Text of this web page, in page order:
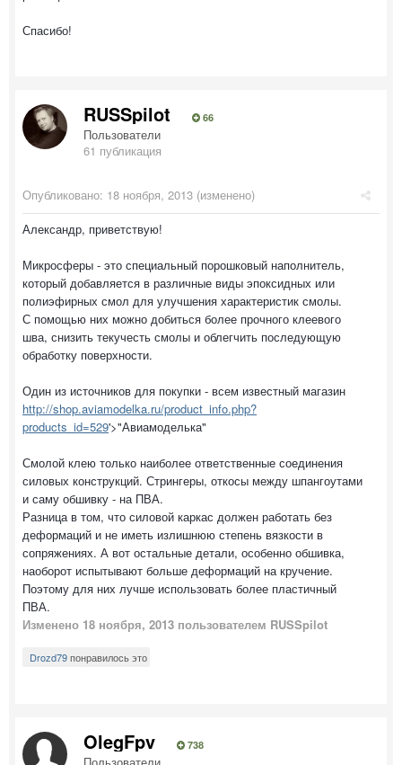
Спасибо!
RUSSpilot 66
Пользователи
61 публикация
Опубликовано: 18 ноября, 2013 (изменено)
Александр, приветствую!
Микросферы - это специальный порошковый наполнитель,
который добавляется в различные виды эпоксидных или
полиэфирных смол для улучшения характеристик смолы.
С помощью них можно добиться более прочного клеевого
шва, снизить текучесть смолы и облегчить последующую
обработку поверхности.
Один из источников для покупки - всем известный магазин
http://shop.aviamodelka.ru/product_info.php?
products_id=529'>"Авиамоделька"
Смолой клею только наиболее ответственные соединения
силовых конструкций. Стрингеры, откосы между шпангоутами
и саму обшивку - на ПВА.
Разница в том, что силовой каркас должен работать без
деформаций и не иметь излишнюю степень вязкости в
сопряжениях. А вот остальные детали, особенно обшивка,
наоборот испытывают больше деформаций на кручение.
Поэтому для них лучше использовать более пластичный
ПВА.
Изменено 18 ноября, 2013 пользователем RUSSpilot
Drozd79понравилось это
OlegFpv 738